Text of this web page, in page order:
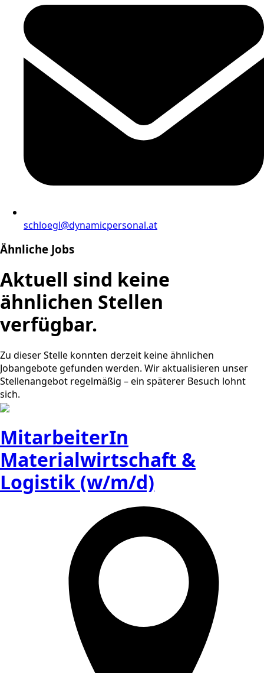
schloegl@dynamicpersonal.at
Ähnliche Jobs
Aktuell sind keine
ähnlichen Stellen
verfügbar.
Zu dieser Stelle konnten derzeit keine ähnlichen
Jobangebote gefunden werden. Wir aktualisieren unser
Stellenangebot regelmäßig – ein späterer Besuch lohnt
sich.
MitarbeiterIn
Materialwirtschaft &
Logistik (w/m/d)